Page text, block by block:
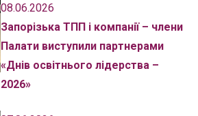
08.06.2026
Запорізька ТПП і компанії – члени
Палати виступили партнерами
«Днів освітнього лідерства –
2026»